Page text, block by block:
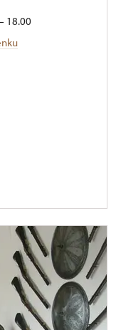
18.00